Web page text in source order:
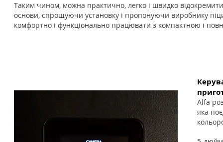
Таким чином, можна практично, легко і швидко
основи, спрощуючи установку і пропонуючи виробнику
комфортно і функціонально працювати з компактною і
Alfa
яка